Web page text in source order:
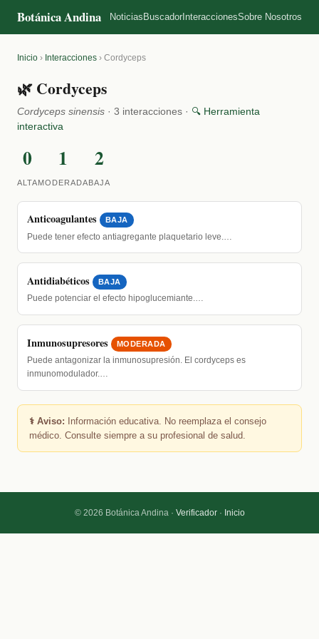
Botánica Andina Noticias Buscador InteraccionesSobre Nosotros
Inicio › Interacciones › Cordyceps
🌿 Cordyceps
Cordyceps sinensis · 3 interacciones · 🔍 Herramienta
interactiva
0
ALTA
1
MODERADA
2
BAJA
Anticoagulantes BAJA
Puede tener efecto antiagregante plaquetario leve.…
Antidiabéticos BAJA
Puede potenciar el efecto hipoglucemiante.…
Inmunosupresores MODERADA
Puede antagonizar la inmunosupresión. El cordyceps es
inmunomodulador.…
⚕️ Aviso: Información educativa. No reemplaza el consejo
médico. Consulte siempre a su profesional de salud.
© 2026 Botánica Andina · Verificador· Inicio